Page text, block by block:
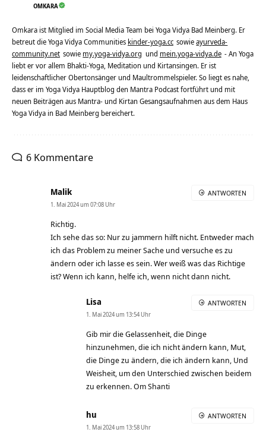
OMKARA
Omkara ist Mitglied im Social Media Team bei Yoga Vidya Bad Meinberg. Er
betreut die Yoga Vidya Communities kinder-yoga.cc sowieayurveda-
community.net sowie my.yoga-vidya.org und mein.yoga-vidya.de - An Yoga
liebt er vor allem Bhakti-Yoga, Meditation und Kirtansingen. Er ist
leidenschaftlicher Obertonsänger und Maultrommelspieler. So liegt es nahe,
dass er im Yoga Vidya Hauptblog den Mantra Podcast fortführt und mit
neuen Beiträgen aus Mantra- und Kirtan Gesangsaufnahmen aus dem Haus
Yoga Vidya in Bad Meinberg bereichert.
6 Kommentare
Malik
1. Mai 2024 um 07:08 Uhr
Richtig.
Ich sehe das so: Nur zu jammern hilft nicht. Entweder mach
ich das Problem zu meiner Sache und versuche es zu
ändern oder ich lasse es sein. Wer weiß was das Richtige
ist? Wenn ich kann, helfe ich, wenn nicht dann nicht.
ANTWORTEN
Lisa
1. Mai 2024 um 13:54 Uhr
Gib mir die Gelassenheit, die Dinge
hinzunehmen, die ich nicht ändern kann, Mut,
die Dinge zu ändern, die ich ändern kann, Und
Weisheit, um den Unterschied zwischen beidem
zu erkennen. Om Shanti
ANTWORTEN
hu
1. Mai 2024 um 13:58 Uhr
ANTWORTEN